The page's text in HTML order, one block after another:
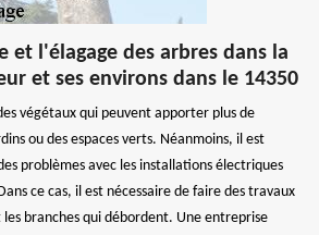
et l'élagage des arbres dans la
et ses environs dans le 14350
végétaux qui peuvent apporter plus de
ou des espaces verts. Néanmoins, il est
problèmes avec les installations électriques
ce cas, il est nécessaire de faire des travaux
branches qui débordent. Une entreprise